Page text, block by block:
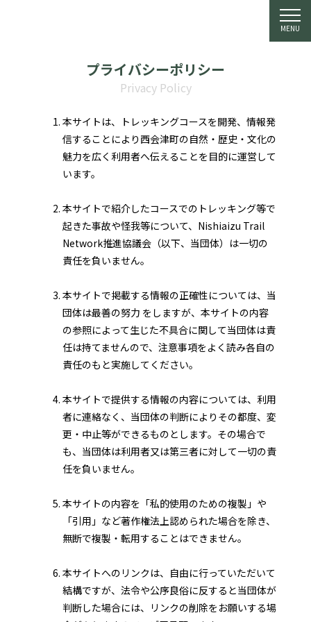
MENU
プライバシーポリシー
Privacy Policy
本サイトは、トレッキングコースを開発、情報発
信することにより西会津町の自然・歴史・文化の
魅力を広く利用者へ伝えることを目的に運営して
います。
本サイトで紹介したコースでのトレッキング等で
起きた事故や怪我等について、Nishiaizu Trail
Network推進協議会（以下、当団体）は一切の
責任を負いません。
本サイトで掲載する情報の正確性については、当
団体は最善の努力 をしますが、本サイトの内容
の参照によって生じた不具合に関して当団体は責
任は持てませんので、注意事項をよく読み各自の
責任のもと実施してください。
本サイトで提供する情報の内容については、利用
者に連絡なく、当団体の判断によりその都度、変
更・中止等ができるものとします。その場合で
も、当団体は利用者又は第三者に対して一切の責
任を負いません。
本サイトの内容を「私的使用のための複製」や
「引用」など著作権法上認められた場合を除き、
無断で複製・転用することはできません。
本サイトへのリンクは、自由に行っていただいて
結構ですが、法令や公序良俗に反すると当団体が
判断した場合には、リンクの削除をお願いする場